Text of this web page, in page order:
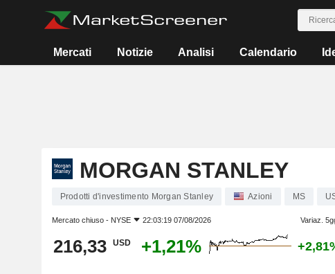
Mercati Notizie Analisi Calendario
MORGAN STANLEY
Prodotti d'investimento Morgan Stanley Azioni MS
Mercato chiuso - NYSE 22:03:19 07/08/2026 Variaz.
216,33 USD +1,21%